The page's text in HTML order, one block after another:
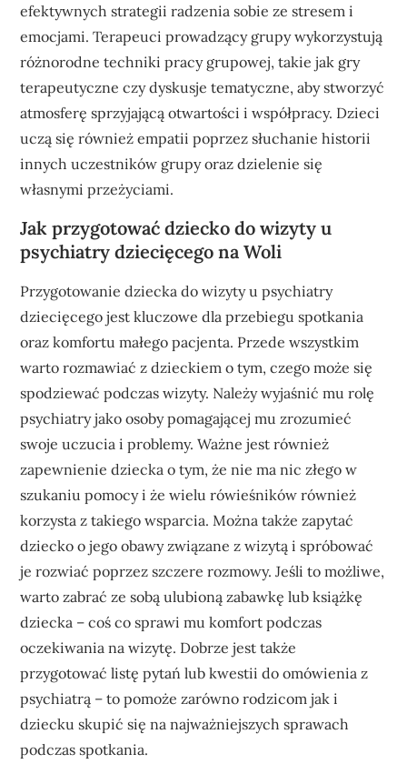
efektywnych strategii radzenia sobie ze stresem i
emocjami. Terapeuci prowadzący grupy wykorzystują
różnorodne techniki pracy grupowej, takie jak gry
terapeutyczne czy dyskusje tematyczne, aby stworzyć
atmosferę sprzyjającą otwartości i współpracy. Dzieci
uczą się również empatii poprzez słuchanie historii
innych uczestników grupy oraz dzielenie się
własnymi przeżyciami.
Jak przygotować dziecko do wizyty u
psychiatry dziecięcego na Woli
Przygotowanie dziecka do wizyty u psychiatry
dziecięcego jest kluczowe dla przebiegu spotkania
oraz komfortu małego pacjenta. Przede wszystkim
warto rozmawiać z dzieckiem o tym, czego może się
spodziewać podczas wizyty. Należy wyjaśnić mu rolę
psychiatry jako osoby pomagającej mu zrozumieć
swoje uczucia i problemy. Ważne jest również
zapewnienie dziecka o tym, że nie ma nic złego w
szukaniu pomocy i że wielu rówieśników również
korzysta z takiego wsparcia. Można także zapytać
dziecko o jego obawy związane z wizytą i spróbować
je rozwiać poprzez szczere rozmowy. Jeśli to możliwe,
warto zabrać ze sobą ulubioną zabawkę lub książkę
dziecka – coś co sprawi mu komfort podczas
oczekiwania na wizytę. Dobrze jest także
przygotować listę pytań lub kwestii do omówienia z
psychiatrą – to pomoże zarówno rodzicom jak i
dziecku skupić się na najważniejszych sprawach
podczas spotkania.